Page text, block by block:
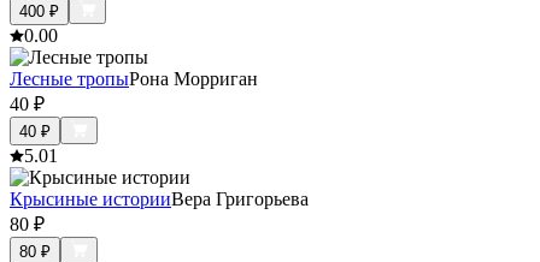
400 ₽
0.00
Лесные тропыРона Морриган
40 ₽
40 ₽
5.01
Крысиные историиВера Григорьева
80 ₽
80 ₽